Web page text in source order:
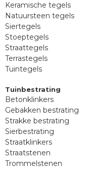
Keramische tegels
Natuursteen tegels
Siertegels
Stoeptegels
Straattegels
Terrastegels
Tuintegels
Tuinbestrating
Betonklinkers
Gebakken bestrating
Strakke bestrating
Sierbestrating
Straatklinkers
Straatstenen
Trommelstenen